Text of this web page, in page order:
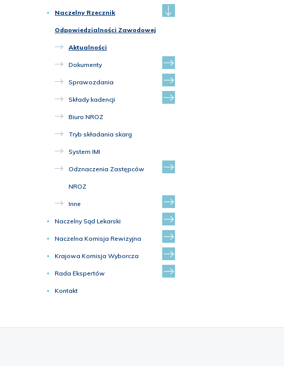
Naczelny Rzecznik
Odpowiedzialności Zawodowej
Aktualności
Dokumenty
Sprawozdania
Składy kadencji
Biuro NROZ
Tryb składania skarg
System IMI
Odznaczenia Zastępców
NROZ
Inne
Naczelny Sąd Lekarski
Naczelna Komisja Rewizyjna
Krajowa Komisja Wyborcza
Rada Ekspertów
Kontakt